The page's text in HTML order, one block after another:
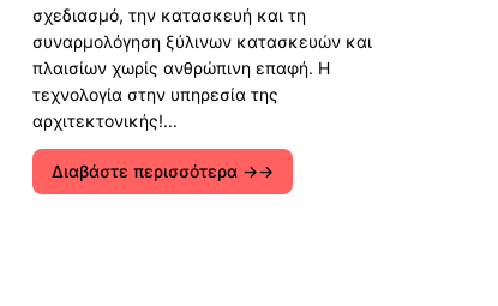
σχεδιασμό, την κατασκευή και τη
συναρμολόγηση ξύλινων κατασκευών και
πλαισίων χωρίς ανθρώπινη επαφή. Η
τεχνολογία στην υπηρεσία της
αρχιτεκτονικής!...
Διαβάστε περισσότερα →